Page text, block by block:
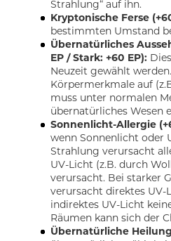
Strahlung“ auf ihn.
Kryptonische Ferse
bestimmten Umstand
Übernatürliches
EP / Stark: +60 EP):
Neuzeit gewählt
Körpermerkmale auf
muss unter normalen
übernatürliches Wesen
Sonnenlicht-Allergie
wenn Sonnenlicht oder
Strahlung verursacht
UV-Licht (z.B. durch
verursacht. Bei starker
verursacht direktes UV-
indirektes UV-Licht
Räumen kann sich der
Übernatürliche